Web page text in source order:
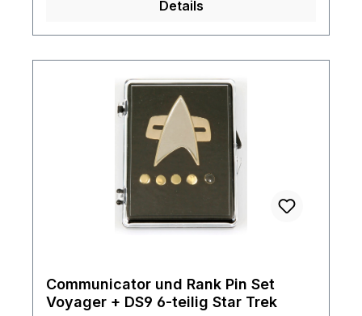
Details
Communicator und Rank Pin Set
Voyager + DS9 6-teilig Star Trek